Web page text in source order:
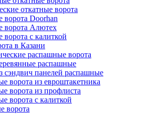
откатные ворота
ворота Doorhan
ворота Алютех
ворота с калиткой
в Казани
распашные ворота
распашные
сэндвич панелей распашные
ворота из евроштакетника
ворота из профлиста
ворота с калиткой
ворота